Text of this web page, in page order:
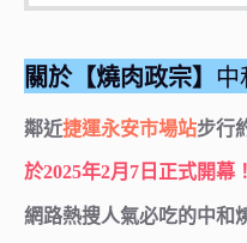
關於【燒肉政宗】 中
鄰近捷運永安市場站步行
於2025年2月7日正式開幕！
網路熱搜人氣必吃的中和